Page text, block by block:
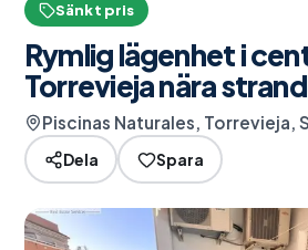
Sänkt pris
Rymlig lägenhet i
Torrevieja nära
Piscinas Naturales, Torrevieja,
Dela Spara